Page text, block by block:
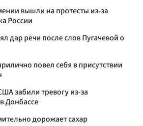
вышли на протесты из-за
России
дар речи после слов Пугачевой о
повел cебя в присутствии
забили тревогу из-за
Донбассе
дорожает сахар